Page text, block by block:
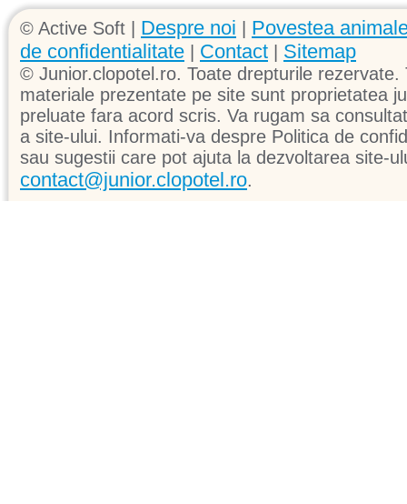
© Active Soft | Despre noi
Povestea
de confidentialitate
Contact Sitemap
© Junior.clopotel.ro. Toate drepturile
materiale prezentate pe site sunt proprietatea
preluate fara acord scris. Va rugam sa
a site-ului. Informati-va despre Politica de
sau sugestii care pot ajuta la dezvoltarea site-
contact@junior.clopotel.ro.